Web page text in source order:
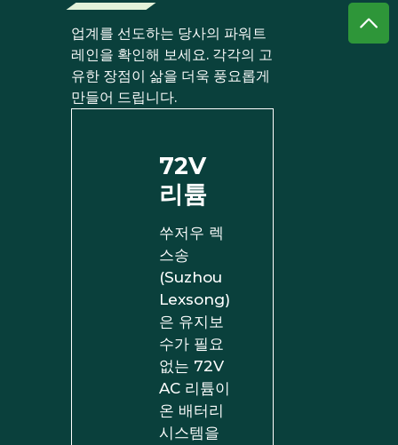
업계를 선도하는 당사의 파워트
레인을 확인해 보세요. 각각의 고
유한 장점이 삶을 더욱 풍요롭게
만들어 드립니다.
72V
리튬
쑤저우 렉
스송
(Suzhou
Lexsong)
은 유지보
수가 필요
없는 72V
AC 리튬이
온 배터리
시스템을